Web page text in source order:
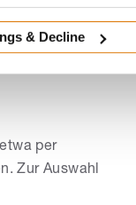
& Decline
per
Zur Auswahl